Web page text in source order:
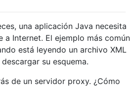
una aplicación Java necesita
a Internet. El ejemplo más común
está leyendo un archivo XML
su esquema.
de un servidor proxy. ¿Cómo